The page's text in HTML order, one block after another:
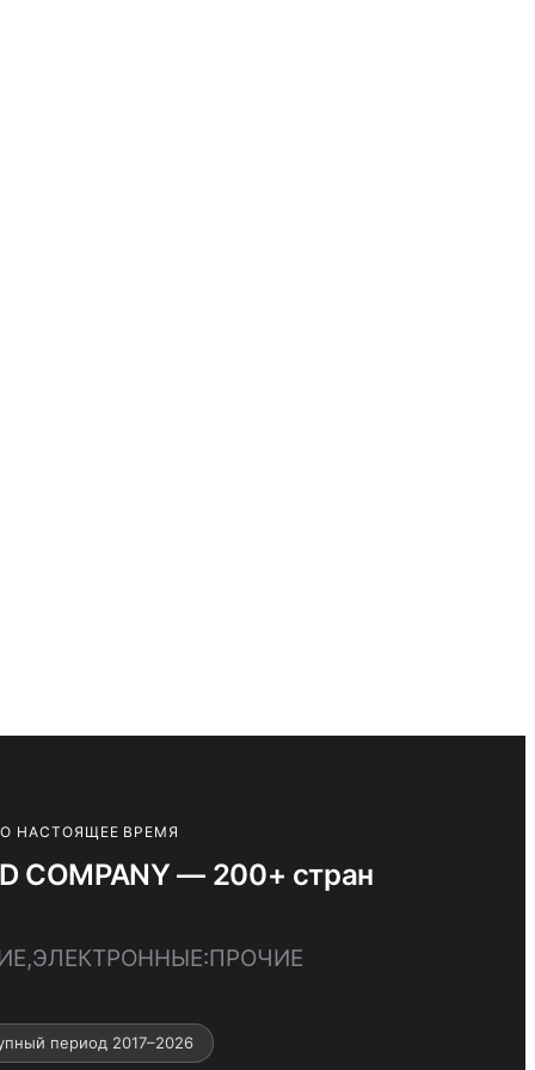
НАСТОЯЩЕЕ ВРЕМЯ
COMPANY — 200+ стран
период 2017–2026